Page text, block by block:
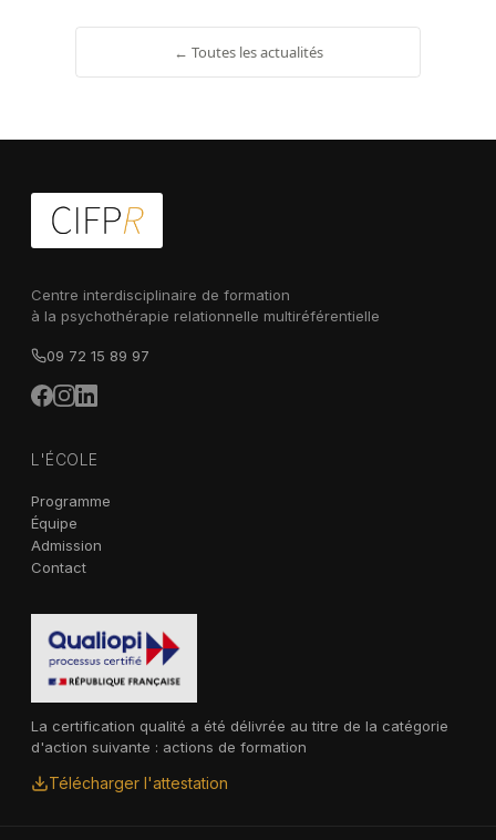
← Toutes les actualités
Centre interdisciplinaire de formation
à la psychothérapie relationnelle multiréférentielle
09 72 15 89 97
L'ÉCOLE
Programme
Équipe
Admission
Contact
La certification qualité a été délivrée au titre de la catégorie
d'action suivante : actions de formation
Télécharger l'attestation